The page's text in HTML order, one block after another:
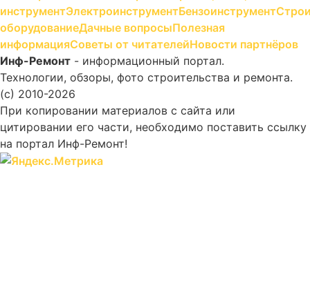
инструментЭлектроинструментБензоинструмент
оборудованиеДачные вопросыПолезная
информацияСоветы от читателейНовости партнёров
Инф-Ремонт - информационный портал.
Технологии, обзоры, фото строительства и ремонта.
(c) 2010-2026
При копировании материалов с сайта или
цитировании его части, необходимо поставить ссылку
на портал Инф-Ремонт!